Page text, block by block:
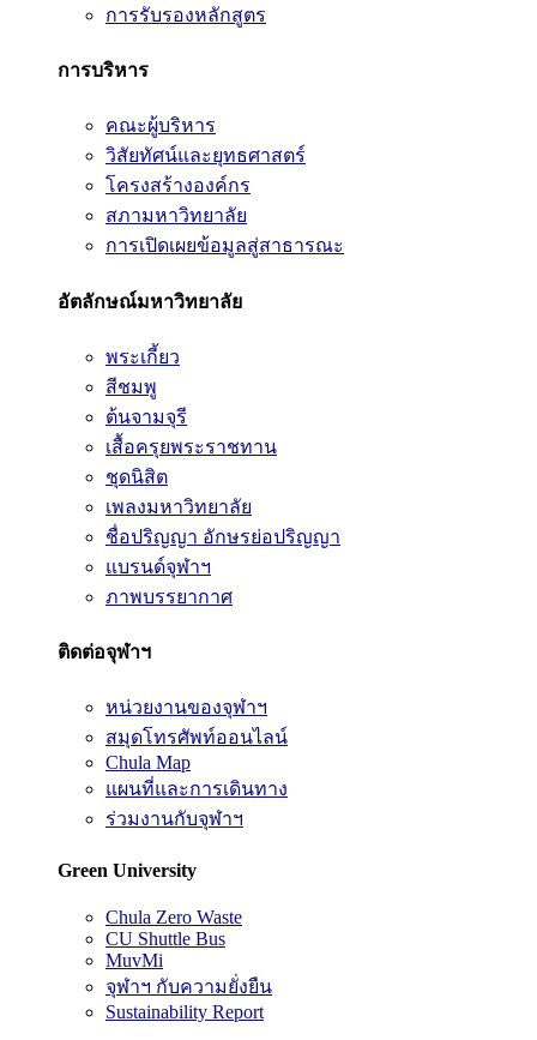
การรับรองหลักสูตร
การบริหาร
คณะผู้บริหาร
วิสัยทัศน์และยุทธศาสตร์
โครงสร้างองค์กร
สภามหาวิทยาลัย
การเปิดเผยข้อมูลสู่สาธารณะ
อัตลักษณ์มหาวิทยาลัย
พระเกี้ยว
สีชมพู
ต้นจามจุรี
เสื้อครุยพระราชทาน
ชุดนิสิต
เพลงมหาวิทยาลัย
ชื่อปริญญา อักษรย่อปริญญา
แบรนด์จุฬาฯ
ภาพบรรยากาศ
ติดต่อจุฬาฯ
หน่วยงานของจุฬาฯ
สมุดโทรศัพท์ออนไลน์
Chula Map
แผนที่และการเดินทาง
ร่วมงานกับจุฬาฯ
Green University
Chula Zero Waste
CU Shuttle Bus
MuvMi
จุฬาฯ กับความยั่งยืน
Sustainability Report